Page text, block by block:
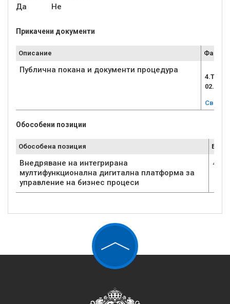
Да Не
Прикачени документи
Описание Файл
Публична покана и документи процедура
Свали
Обособени позиции
Обособена позиция Брой
Внедряване на интегрирана
мултифункционална дигитална платформа за
управление на бизнес процеси
4